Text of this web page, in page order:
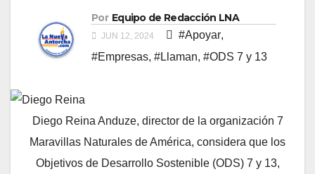
Por Equipo de Redacción LNA
JUN 12, 2024 #Apoyar,
#Empresas, #Llaman, #ODS 7 y 13
Diego Reina Anduze, director de la organización 7
Maravillas Naturales de América, considera que los
Objetivos de Desarrollo Sostenible (ODS) 7 y 13,